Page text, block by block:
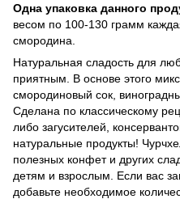
Одна упаковка данного
весом по 100-130 грамм
смородина.
Натуральная сладость для
приятным. В основе этого
смородиновый сок,
Сделана по классическому
либо загусителей,
натуральные продукты!
полезных конфет и других
детям и взрослым. Если вас
добавьте необходимое